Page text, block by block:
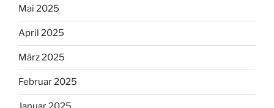
Mai 2025
April 2025
März 2025
Februar 2025